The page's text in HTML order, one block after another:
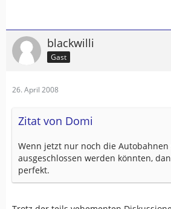
blackwilli
Gast
26. April 2008
Zitat von Domi
Wenn jetzt nur noch die Autobahnen
ausgeschlossen werden könnten,
perfekt.